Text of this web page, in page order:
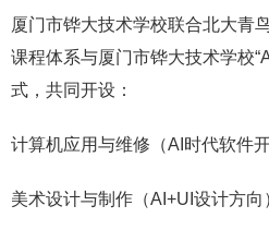
厦门市铧大技术学校联合北大青
课程体系与厦门市铧大技术学校
式，共同开设：
计算机应用与维修（AI时代软件
美术设计与制作（AI+UI设计方向